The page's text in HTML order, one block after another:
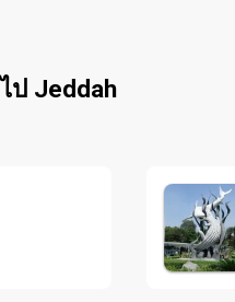
ป Jeddah